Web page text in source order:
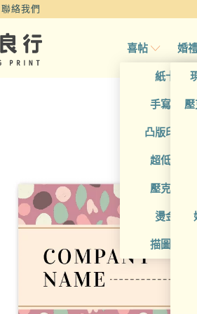
聯絡我們
喜帖
紙卡喜帖
手寫風喜
凸版印刷
超低價喜
壓克力喜
燙金喜帖
描圖紙喜
婚